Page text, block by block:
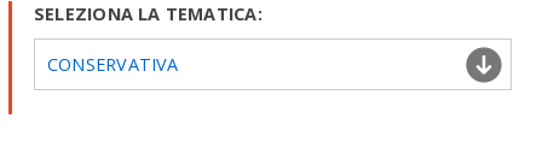
SELEZIONA LA TEMATICA:
CONSERVATIVA